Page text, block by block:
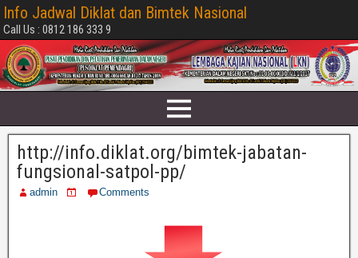
Info Jadwal Diklat dan Bimtek Nasional
Call Us : 0812 186 333 9
http://info.diklat.org/bimtek-jabatan-
fungsional-satpol-pp/
admin Comments